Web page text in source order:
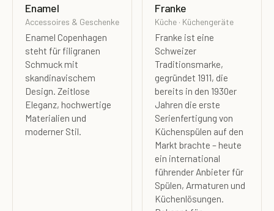
Enamel
Accessoires & Geschenke
Enamel Copenhagen
steht für filigranen
Schmuck mit
skandinavischem
Design. Zeitlose
Eleganz, hochwertige
Materialien und
moderner Stil.
Franke
Küche · Küchengeräte
Franke ist eine
Schweizer
Traditionsmarke,
gegründet 1911, die
bereits in den 1930er
Jahren die erste
Serienfertigung von
Küchenspülen auf den
Markt brachte – heute
ein international
führender Anbieter für
Spülen, Armaturen und
Küchenlösungen.